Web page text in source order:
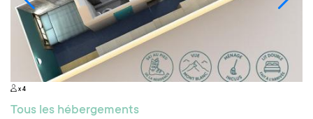
x 4
Tous les hébergements